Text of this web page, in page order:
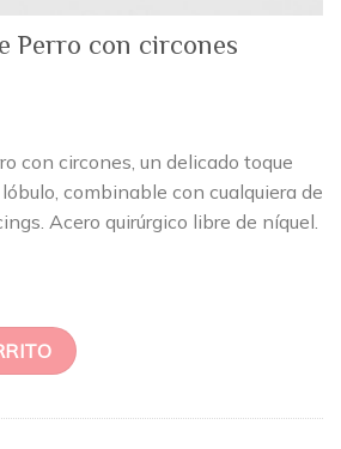
Perro con circones
con circones, un delicado toque
combinable con cualquiera de
Acero quirúrgico libre de níquel.